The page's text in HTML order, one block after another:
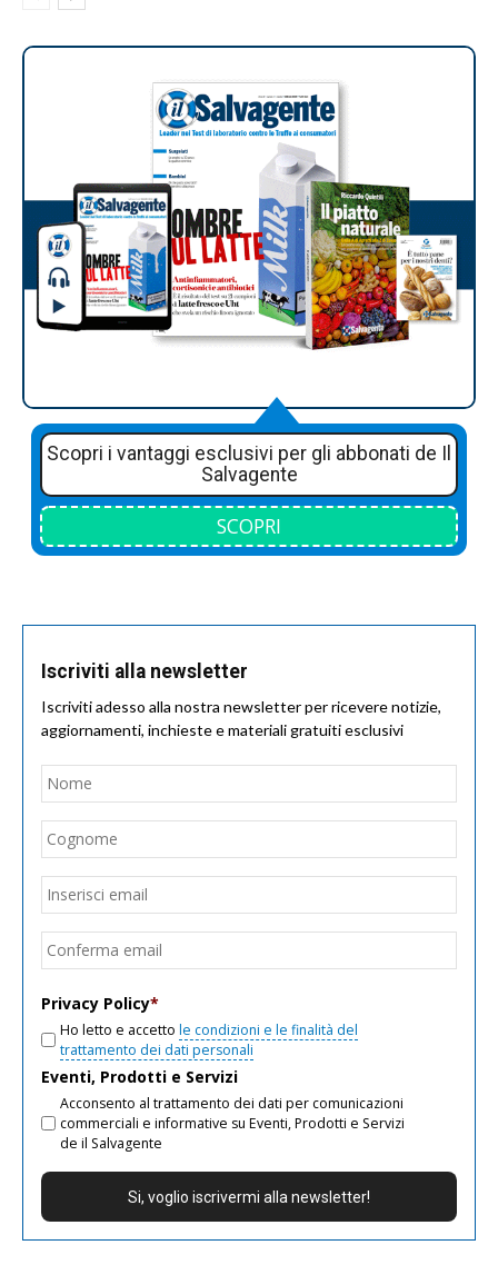
Scopri i vantaggi esclusivi per gli abbonati de Il
Salvagente
SCOPRI
Iscriviti alla newsletter
Iscriviti adesso alla nostra newsletter per ricevere notizie,
aggiornamenti, inchieste e materiali gratuiti esclusivi
Nome
Email
Privacy Policy*
Ho letto e accetto le condizioni e le finalità del
trattamento dei dati personali
Eventi, Prodotti e Servizi
Acconsento al trattamento dei dati per comunicazioni
commerciali e informative su Eventi, Prodotti e Servizi
de il Salvagente